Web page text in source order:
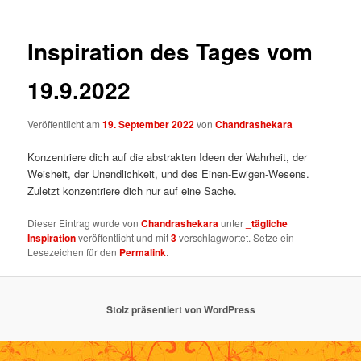
Inspiration des Tages vom
19.9.2022
Veröffentlicht am19. September 2022vonChandrashekara
Konzentriere dich auf die abstrakten Ideen der Wahrheit, der
Weisheit, der Unendlichkeit, und des Einen-Ewigen-Wesens.
Zuletzt konzentriere dich nur auf eine Sache.
Dieser Eintrag wurde vonChandrashekaraunter _tägliche
Inspirationveröffentlicht und mit3verschlagwortet. Setze ein
Lesezeichen für den Permalink.
Stolz präsentiert von WordPress